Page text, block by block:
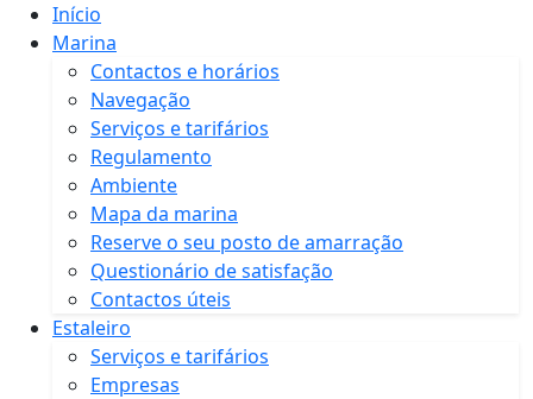
Início
Marina
Contactos e horários
Navegação
Serviços e tarifários
Regulamento
Ambiente
Mapa da marina
Reserve o seu posto de amarração
Questionário de satisfação
Contactos úteis
Estaleiro
Serviços e tarifários
Empresas